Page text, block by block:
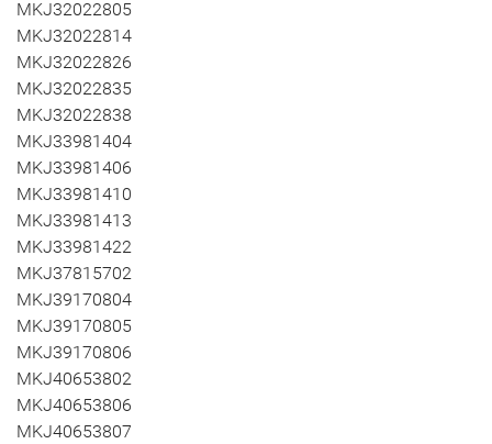
MKJ32022805
MKJ32022814
MKJ32022826
MKJ32022835
MKJ32022838
MKJ33981404
MKJ33981406
MKJ33981410
MKJ33981413
MKJ33981422
MKJ37815702
MKJ39170804
MKJ39170805
MKJ39170806
MKJ40653802
MKJ40653806
MKJ40653807